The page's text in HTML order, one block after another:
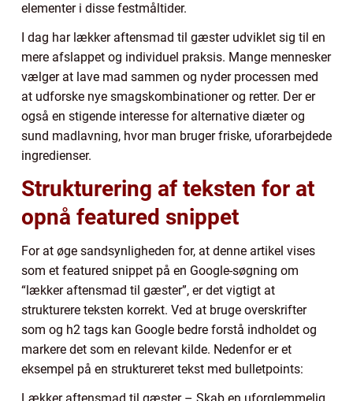
elementer i disse festmåltider.
I dag har lækker aftensmad til gæster udviklet sig til en
mere afslappet og individuel praksis. Mange mennesker
vælger at lave mad sammen og nyder processen med
at udforske nye smagskombinationer og retter. Der er
også en stigende interesse for alternative diæter og
sund madlavning, hvor man bruger friske, uforarbejdede
ingredienser.
Strukturering af teksten for at
opnå featured snippet
For at øge sandsynligheden for, at denne artikel vises
som et featured snippet på en Google-søgning om
“lækker aftensmad til gæster”, er det vigtigt at
strukturere teksten korrekt. Ved at bruge overskrifter
som og h2 tags kan Google bedre forstå indholdet og
markere det som en relevant kilde. Nedenfor er et
eksempel på en struktureret tekst med bulletpoints: